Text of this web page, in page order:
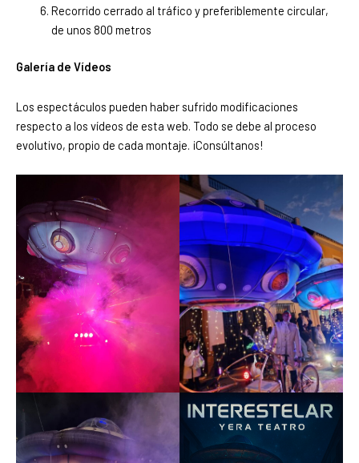
Recorrido cerrado al tráfico y preferiblemente circular,
de unos 800 metros
Galería de Vídeos
Los espectáculos pueden haber sufrido modificaciones
respecto a los vídeos de esta web. Todo se debe al proceso
evolutivo, propio de cada montaje. ¡Consúltanos!